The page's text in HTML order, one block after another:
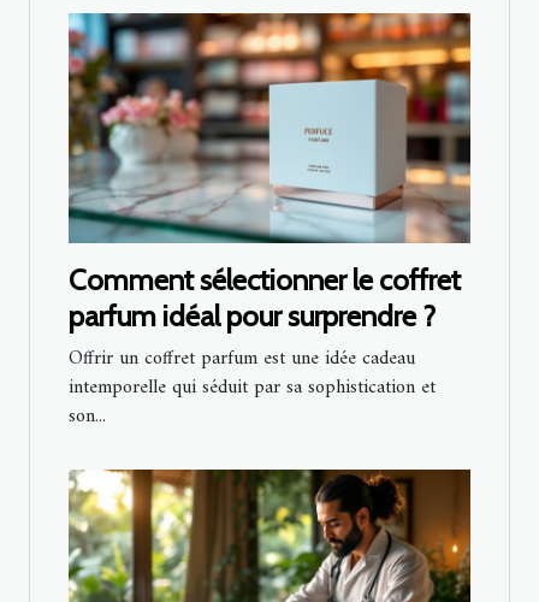
Comment sélectionner le coffret
parfum idéal pour surprendre ?
Offrir un coffret parfum est une idée cadeau
intemporelle qui séduit par sa sophistication et
son...